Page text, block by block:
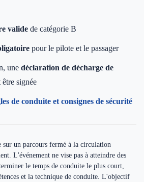
valide de catégorie B
pour le pilote et le passager
une déclaration de décharge de
être signée
de conduite et consignes de sécurité
sur un parcours fermé à la circulation
L'événement ne vise pas à atteindre des
le temps de conduite le plus court,
et la technique de conduite. L'objectif